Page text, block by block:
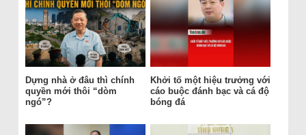
Dựng nhà ở đâu thì chính
quyền mới thôi “dòm
ngó”?
Khởi tố một hiệu trưởng với
cáo buộc đánh bạc và cá độ
bóng đá